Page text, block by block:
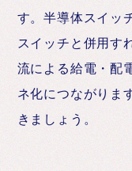
す。半導体スイッ
スイッチと併用す
流による給電・配
ネ化につながりま
きましょう。